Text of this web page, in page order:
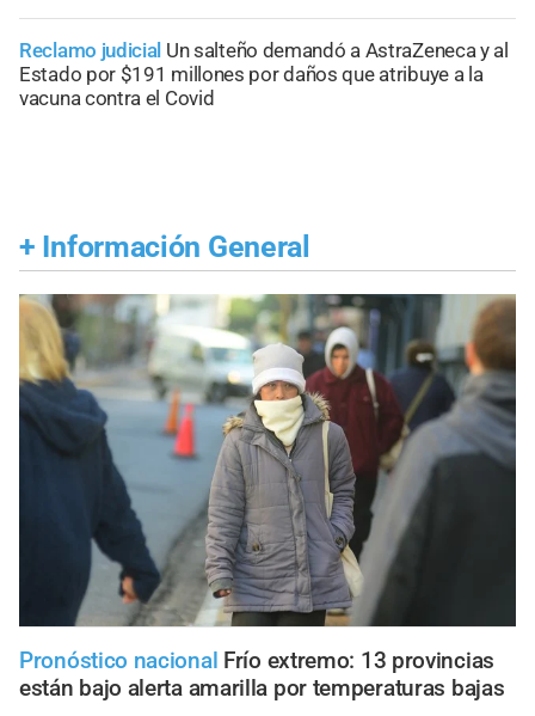
Reclamo judicial Un salteño demandó a AstraZeneca y al
Estado por $191 millones por daños que atribuye a la
vacuna contra el Covid
+ Información General
Pronóstico nacional Frío extremo: 13 provincias
están bajo alerta amarilla por temperaturas bajas